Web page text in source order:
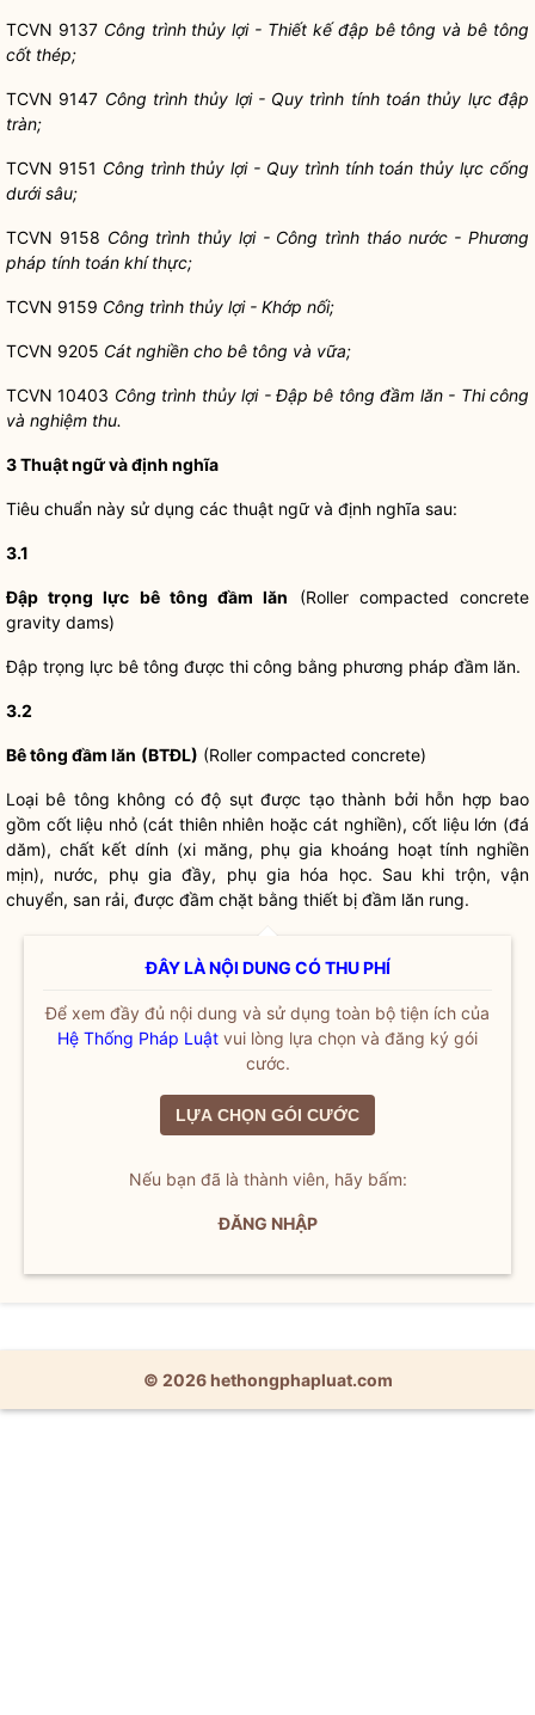
TCVN 9137 Công trình thủy lợi - Thiết kế đập bê tông và bê tông
cốt thép;
TCVN 9147 Công trình thủy lợi - Quy trình tính toán thủy lực đập
tràn;
TCVN 9151 Công trình thủy lợi - Quy trình tính toán thủy lực cống
dưới sâu;
TCVN 9158 Công trình thủy lợi - Công trình tháo nước - Phương
pháp tính toán khíthực;
TCVN 9159 Công trình thủy lợi - Khớp nối;
TCVN 9205 Cát nghiền cho bê tông và vữa;
TCVN 10403 Công trình thủy lợi - Đập bê tông đầm lăn - Thi công
và nghiệm thu.
3Thuật ngữ và định nghĩa
Tiêu chuẩn này sử dụng các thuật ngữ và định nghĩa sau:
3.1
Đập trọng lực bê tông đầm lăn (Roller compacted concrete
gravity dams)
Đập trọng lực bê tông được thi công bằng phương pháp đầm lăn.
3.2
Bê tông đầm lăn (BTĐL) (Roller compacted concrete)
Loại bê tông không có độ sụt được tạo thành bởi hỗn hợp bao
gồm cốt liệu nhỏ (cát thiên nhiên hoặc cát nghiền), cốt liệu lớn (đá
dăm), chất kết dính (xi măng, phụ gia khoáng hoạt tính nghiền
mịn), nước, phụ gia đầy, phụ gia hóa học. Sau khi trộn, vận
chuyển, san rải, được đầm chặt bằng thiết bị đầm lăn rung.
ĐÂY LÀ NỘI DUNG CÓ THU PHÍ
Để xem đầy đủ nội dung và sử dụng toàn bộ tiện ích của
Hệ Thống Pháp Luật vui lòng lựa chọn và đăng ký gói
cước.
LỰA CHỌN GÓI CƯỚC
Nếu bạn đã là thành viên, hãy bấm:
ĐĂNG NHẬP
© 2026 hethongphapluat.com